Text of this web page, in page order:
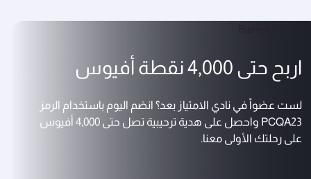
اربح حتى 4,000 نقطة أفيوس
لست عضواً في نادي الامتياز بعد؟ انضم اليوم باستخدام الرمز
PCQA23 واحصل على هدية ترحيبية تصل حتى 4,000 أفيوس
على رحلتك الأولى معنا.